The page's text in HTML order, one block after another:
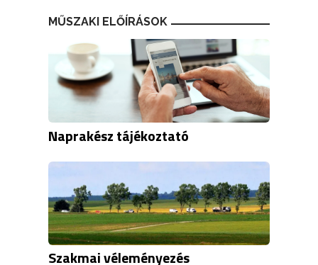
MŰSZAKI ELŐÍRÁSOK
Naprakész tájékoztató
Szakmai véleményezés